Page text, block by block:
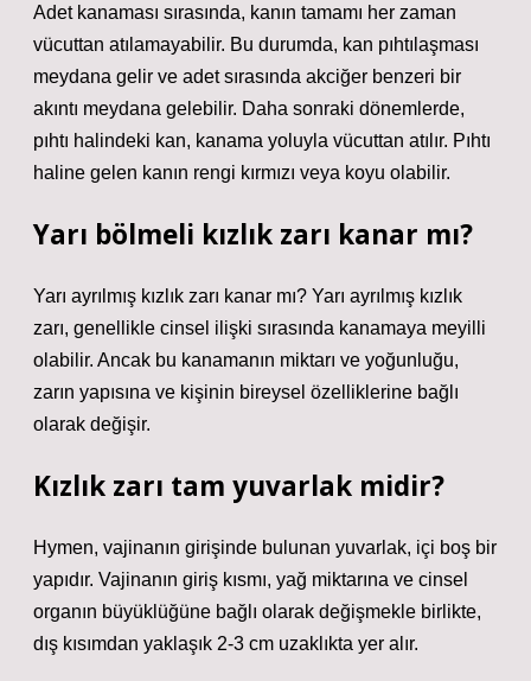
Adet kanaması sırasında, kanın tamamı her zaman
vücuttan atılamayabilir. Bu durumda, kan pıhtılaşması
meydana gelir ve adet sırasında akciğer benzeri bir
akıntı meydana gelebilir. Daha sonraki dönemlerde,
pıhtı halindeki kan, kanama yoluyla vücuttan atılır. Pıhtı
haline gelen kanın rengi kırmızı veya koyu olabilir.
Yarı bölmeli kızlık zarı kanar mı?
Yarı ayrılmış kızlık zarı kanar mı? Yarı ayrılmış kızlık
zarı, genellikle cinsel ilişki sırasında kanamaya meyilli
olabilir. Ancak bu kanamanın miktarı ve yoğunluğu,
zarın yapısına ve kişinin bireysel özelliklerine bağlı
olarak değişir.
Kızlık zarı tam yuvarlak midir?
Hymen, vajinanın girişinde bulunan yuvarlak, içi boş bir
yapıdır. Vajinanın giriş kısmı, yağ miktarına ve cinsel
organın büyüklüğüne bağlı olarak değişmekle birlikte,
dış kısımdan yaklaşık 2-3 cm uzaklıkta yer alır.